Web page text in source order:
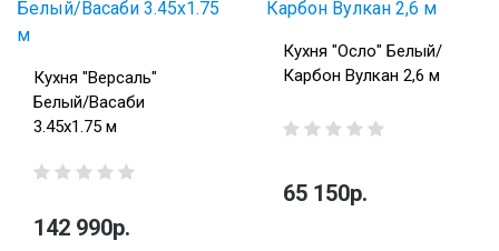
Кухня "Версаль"
Белый/Васаби
3.45х1.75 м
142 990р.
Кухня "Осло" Белый/
Карбон Вулкан 2,6 м
65 150р.